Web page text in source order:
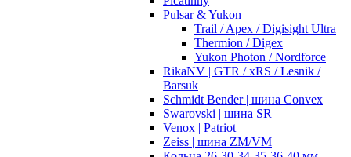
Pulsar & Yukon
Trail / Apex / Digisight Ultra
Thermion / Digex
Yukon Photon / Nordforce
RikaNV | GTR / xRS / Lesnik /
Barsuk
Schmidt Bender | шина Convex
Swarovski | шина SR
Venox | Patriot
Zeiss | шина ZM/VM